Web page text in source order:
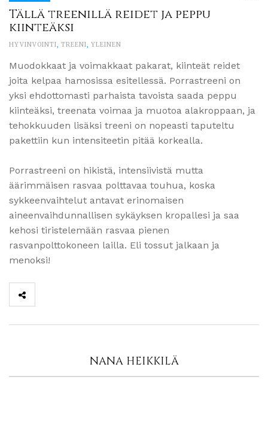
Tällä treenillä reidet ja peppu
kiinteäksi
HYVINVOINTI, TREENI, YLEINEN
Muodokkaat ja voimakkaat pakarat, kiinteät reidet
joita kelpaa hamosissa esitellessä. Porrastreeni on
yksi ehdottomasti parhaista tavoista saada peppu
kiinteäksi, treenata voimaa ja muotoa alakroppaan, ja
tehokkuuden lisäksi treeni on nopeasti taputeltu
pakettiin kun intensiteetin pitää korkealla.
Porrastreeni on hikistä, intensiivistä mutta
äärimmäisen rasvaa polttavaa touhua, koska
sykkeenvaihtelut antavat erinomaisen
aineenvaihdunnallisen sykäyksen kropallesi ja saa
kehosi tiristelemään rasvaa pienen
rasvanpolttokoneen lailla. Eli tossut jalkaan ja
menoksi!
NANA HEIKKILÄ